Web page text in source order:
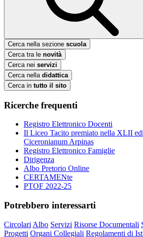
Cerca nella sezione scuola
Cerca tra le novità
Cerca nei servizi
Cerca nella didattica
Cerca in tutto il sito
Ricerche frequenti
Registro Elettronico Docenti
Il Liceo Tacito premiato nella XLII
Ciceronianum Arpinas
Registro Elettronico Famiglie
Dirigenza
Albo Pretorio Online
CERTAMENte
PTOF 2022-25
Potrebbero interessarti
Circolari Albo Servizi Risorse Documentali
Progetti Organi Collegiali Regolamenti di